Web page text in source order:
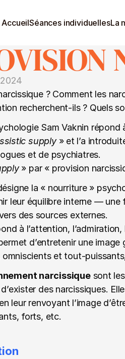
AccueilSéances individuellesLa
? Comment les
recherchent-ils ? Quels
Sam Vaknin
supply » et l’a
et de psychiatres.
» par « provision
la « nourriture »
leur équilibre interne —
des sources externes.
à l’attention,
d’entretenir une
et tout-
narcissique sont
des narcissiques.
leur renvoyant l’image
forts, etc.